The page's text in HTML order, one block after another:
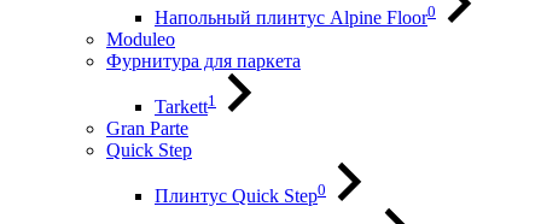
Напольный плинтус Alpine Floor0
Moduleo
Фурнитура для паркета
Tarkett1
Gran Parte
Quick Step
Плинтус Quick Step0